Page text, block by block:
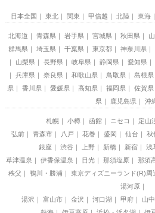
日本全国 東北 関東 甲信越 北陸 東海
北海道 青森県 岩手県 宮城県 秋田県
群馬県
埼玉県 千葉県 東京都 神奈川県
山梨県
長野県 岐阜県 静岡県 愛知県
兵庫県
奈良県 和歌山県 鳥取県 島根県
県
香川県 愛媛県 高知県 福岡県 佐賀県
県
鹿児島県 沖
札幌 小樽 函館 ニセコ 定山
弘前
青森市 八戸 花巻 盛岡 仙台 秋
銀座
渋谷 上野 新橋 新宿 浅
草津温泉
伊香保温泉 日光 那須塩原 那須
秩父
鴨川・勝浦 東京ディズニーランド(R)周
湯河原
湯沢
富山市 金沢 河口湖 甲府 山